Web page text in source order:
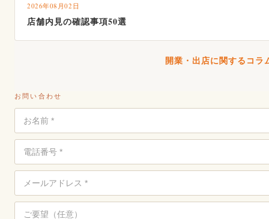
2026年08月02日
店舗内見の確認事項50選
開業・出店に関するコラ
お問い合わせ